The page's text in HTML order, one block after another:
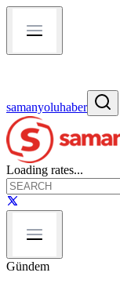
samanyoluhaber
Loading rates...
Gündem